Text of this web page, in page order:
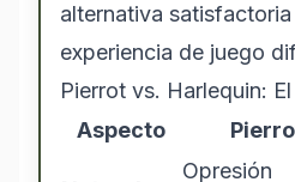
alternativa satisfactoria
experiencia de juego
Pierrot vs. Harlequin:
Aspecto
Opresión